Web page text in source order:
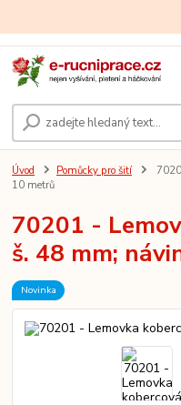
Úvod Pomůcky pro šití
10 metrů
70201 -
š. 48 mm;
Novinka